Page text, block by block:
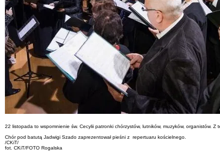
22 listopada to wspomnienie św. Cecylii patronki chórzystów, lutników, muzyków, organistów.
Chór pod batutą Jadwigi Szado zaprezentował pieśni z repertuaru kościelnego.
/CKiT/
fot. CKiT/FOTO Rogalska